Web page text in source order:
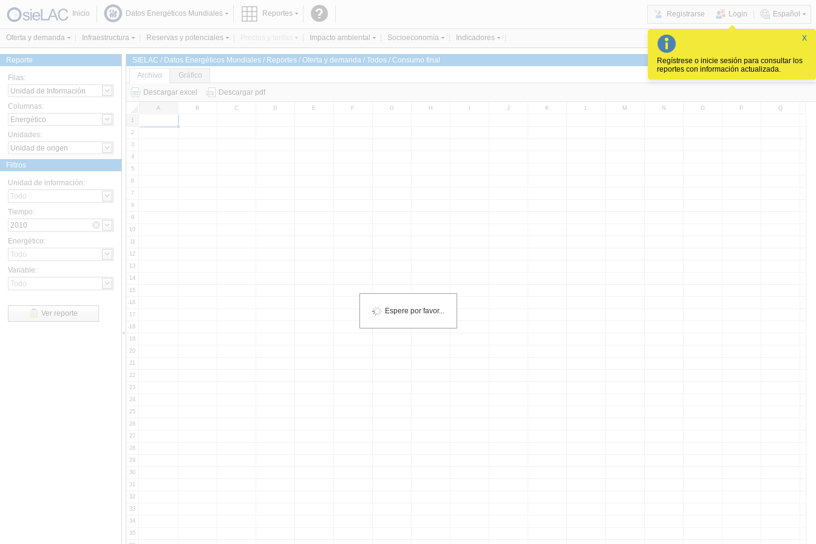
Registrarse Login Español
Inicio Datos Energéticos Mundiales Reportes
Oferta y demanda Infraestructura Reservas y potenciales Impacto ambiental Socioeconomía Indicadores
Reporte
Filas:
Columnas:
Unidades:
Filtros
Unidad de información:
Tiempo:
Energético:
Variable:
Ver reporte
SIELAC / Datos Energéticos Mundiales / Reportes / Oferta y demanda / Todos / Consumo final
Archivo
Gráfico
Descargar excel
Descargar pdf
A B C D E F G H J K L M N O P
Q
1
2
3
4
5
6
7
8
9
10
11
12
13
14
15
16
17
18
19
20
21
22
23
24
25
26
27
28
29
30
31
32
33
34
35
Espere por favor...
X
Regístrese o inicie sesión para consultar los
reportes con información actualizada.